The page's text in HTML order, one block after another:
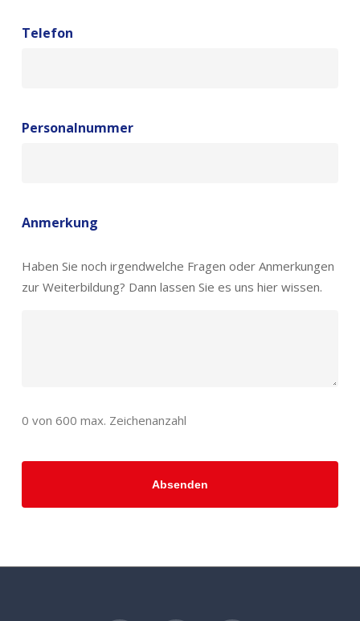
Telefon
Personalnummer
Anmerkung
Haben Sie noch irgendwelche Fragen oder Anmerkungen
zur Weiterbildung? Dann lassen Sie es uns hier wissen.
0 von 600 max. Zeichenanzahl